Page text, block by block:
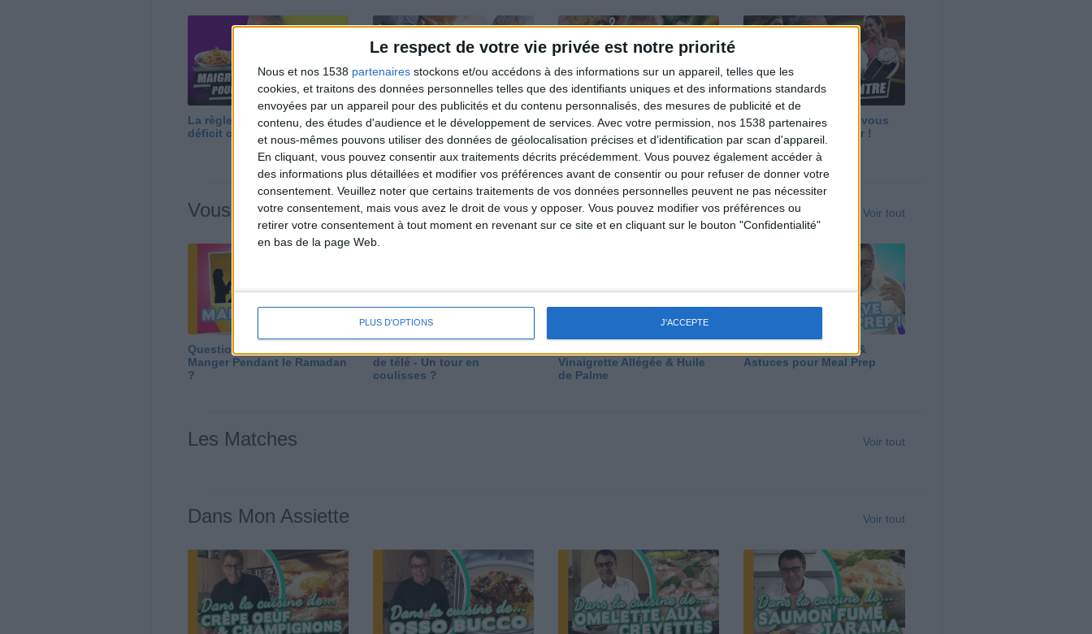
Le respect de votre vie privée est notre priorité
Nous et nos 1538 partenaires stockons et/ou accédons à des informations sur un appareil, telles que les
cookies, et traitons des données personnelles telles que des identifiants uniques et des informations standards
envoyées par un appareil pour des publicités et du contenu personnalisés, des mesures de publicité et de
contenu, des études d'audience et le développement de services. Avec votre permission, nos 1538 partenaires
et nous-mêmes pouvons utiliser des données de géolocalisation précises et d’identification par scan d'appareil.
En cliquant, vous pouvez consentir aux traitements décrits précédemment. Vous pouvez également accéder à
des informations plus détaillées et modifier vos préférences avant de consentir ou pour refuser de donner votre
consentement. Veuillez noter que certains traitements de vos données personnelles peuvent ne pas nécessiter
votre consentement, mais vous avez le droit de vous y opposer. Vous pouvez modifier vos préférences ou
retirer votre consentement à tout moment en revenant sur ce site et en cliquant sur le bouton "Confidentialité"
en bas de la page Web.
PLUS D'OPTIONS J'ACCEPTE
La règle N°1 pour maigrir : le
déficit calorique
Perdre 10 kg : ma méthode
est imparable
Et après la perte de poids ?
Je fais comment ?
Maigrir vite ? Ce que vous
devez vraiment savoir !
Vous m'avez demandé Voir tout
Question/Réponse : Que
Manger Pendant le Ramadan
?
de télé - Un tour en
coulisses ?
Vinaigrette Allégée & Huile
de Palme
Panga, Huile d'Olive &
Astuces pour Meal Prep
Les Matches Voir tout
Dans Mon Assiette Voir tout